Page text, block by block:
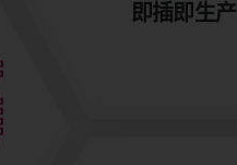
即插即生产